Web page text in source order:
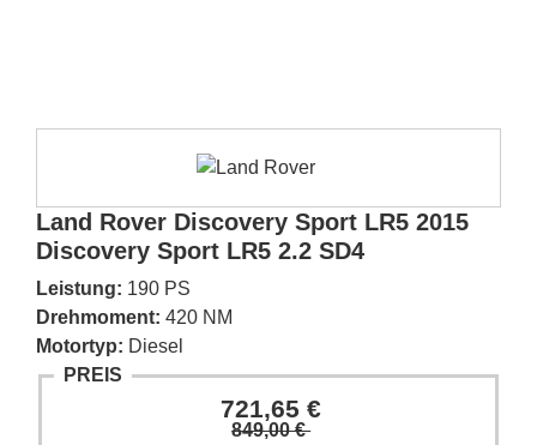
Land Rover Discovery Sport LR5 2015
Discovery Sport LR5 2.2 SD4
Leistung: 190 PS
Drehmoment: 420 NM
Motortyp: Diesel
PREIS
721,65 €
849,00 €